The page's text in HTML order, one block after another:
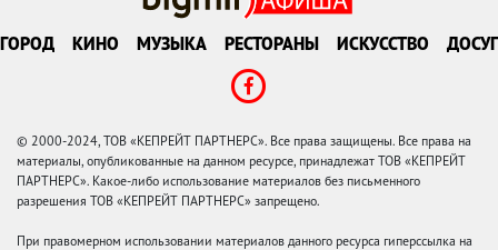
ГОРОД КИНО МУЗЫКА РЕСТОРАНЫ ИСКУССТВО ДОСУГ
© 2000-2024, ТОВ «КЕПРЕЙТ ПАРТНЕРС». Все права защищены. Все права на
материалы, опубликованные на данном ресурсе, принадлежат ТОВ «КЕПРЕЙТ
ПАРТНЕРС». Какое-либо использование материалов без письменного
разрешения ТОВ «КЕПРЕЙТ ПАРТНЕРС» запрещено.
При правомерном использовании материалов данного ресурса гиперссылка на